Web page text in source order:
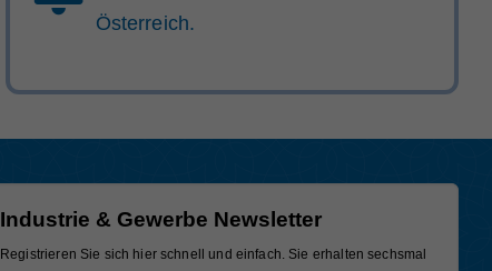
Österreich.
Industrie & Gewerbe Newsletter
Registrieren Sie sich hier schnell und einfach. Sie erhalten sechsmal